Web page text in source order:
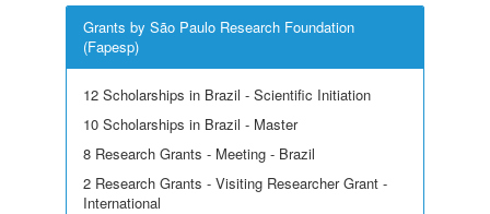
Grants by São Paulo Research Foundation
(Fapesp)
12 Scholarships in Brazil - Scientific Initiation
10 Scholarships in Brazil - Master
8 Research Grants - Meeting - Brazil
2 Research Grants - Visiting Researcher Grant -
International